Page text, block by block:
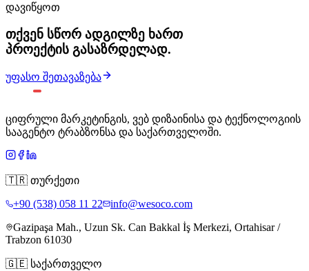
დავიწყოთ
თქვენ სწორ ადგილზე ხართ
პროექტის გასაზრდელად.
უფასო შეთავაზება
ციფრული მარკეტინგის, ვებ დიზაინისა და ტექნოლოგიის
სააგენტო ტრაბზონსა და საქართველოში.
🇹🇷 თურქეთი
+90 (538) 058 11 22
info@wesoco.com
Gazipaşa Mah., Uzun Sk. Can Bakkal İş Merkezi, Ortahisar /
Trabzon 61030
🇬🇪 საქართველო